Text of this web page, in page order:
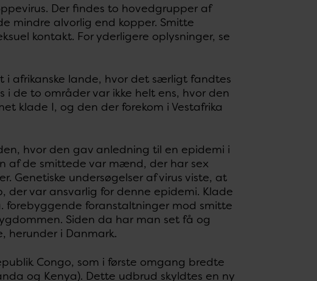
Der findes to hovedgrupper af
mindre alvorlig end kopper. Smitte
kontakt. For yderligere oplysninger, se
afrikanske lande, hvor det særligt fandtes
i de to områder var ikke helt ens, hvor den
klade I, og den der forekom i Vestafrika
hvor den gav anledning til en epidemi i
af de smittede var mænd, der har sex
Genetiske undersøgelser af virus viste, at
var ansvarlig for denne epidemi. Klade
foranstaltninger mod smitte
Siden da har man set få og
herunder i Danmark.
Congo, som i første omgang bredte
og Kenya). Dette udbrud skyldtes en ny